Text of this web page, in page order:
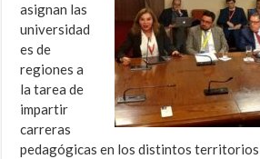
asignan las
universidad
es de
regiones a
la tarea de
impartir
carreras
pedagógicas en los distintos